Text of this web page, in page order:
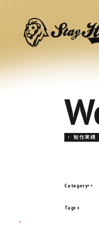
制作実績
Category
Tag